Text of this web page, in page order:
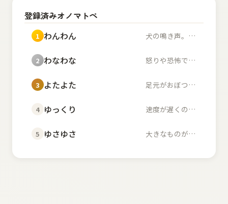
登録済みオノマトペ
1 わんわん 犬の鳴き声。また、幼...
2 わなわな 怒りや恐怖で体が小刻...
3 よたよた 足元がおぼつかず不安...
4 ゆっくり 速度が遅くのんびりし...
5 ゆさゆさ 大きなものが左右に揺...